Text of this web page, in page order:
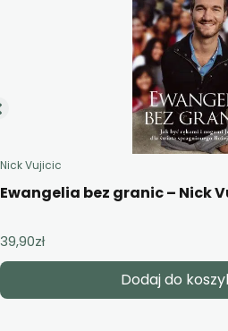
Nick Vujicic
Ewangelia bez granic – Nick
39,90zł
Dodaj do